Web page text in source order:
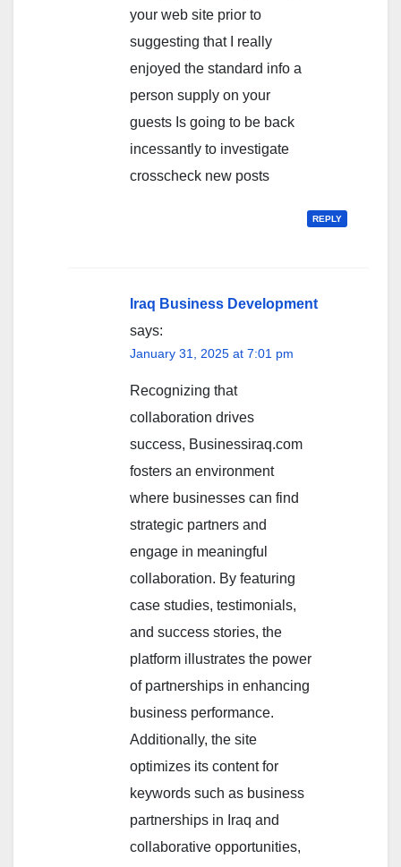
your web site prior to
suggesting that I really
enjoyed the standard info a
person supply on your
guests Is going to be back
incessantly to investigate
crosscheck new posts
REPLY
Iraq Business Development
says:
January 31, 2025 at 7:01 pm
Recognizing that
collaboration drives
success, Businessiraq.com
fosters an environment
where businesses can find
strategic partners and
engage in meaningful
collaboration. By featuring
case studies, testimonials,
and success stories, the
platform illustrates the power
of partnerships in enhancing
business performance.
Additionally, the site
optimizes its content for
keywords such as business
partnerships in Iraq and
collaborative opportunities,